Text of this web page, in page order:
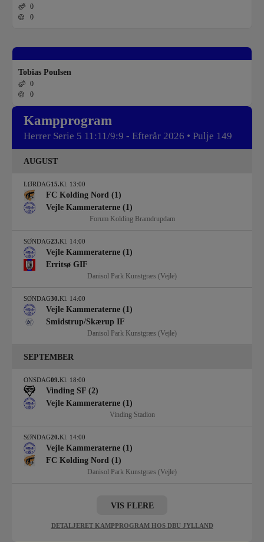
0
0
Tobias Poulsen
0
0
Kampprogram
Herrer Serie 5 11:11/9:9 - Efterår 2026 • Pulje 149
AUGUST
LØRDAG15.Kl. 13:00
FC Kolding Nord (1)
Vejle Kammeraterne (1)
Forum Kolding Bramdrupdam
SØNDAG23.Kl. 14:00
Vejle Kammeraterne (1)
Erritsø GIF
Danisol Park Kunstgræs (Vejle)
SØNDAG30.Kl. 14:00
Vejle Kammeraterne (1)
Smidstrup/Skærup IF
Danisol Park Kunstgræs (Vejle)
SEPTEMBER
ONSDAG09.Kl. 18:00
Vinding SF (2)
Vejle Kammeraterne (1)
Vinding Stadion
SØNDAG20.Kl. 14:00
Vejle Kammeraterne (1)
FC Kolding Nord (1)
Danisol Park Kunstgræs (Vejle)
VIS FLERE
DETALJERET KAMPPROGRAM HOS DBU JYLLAND